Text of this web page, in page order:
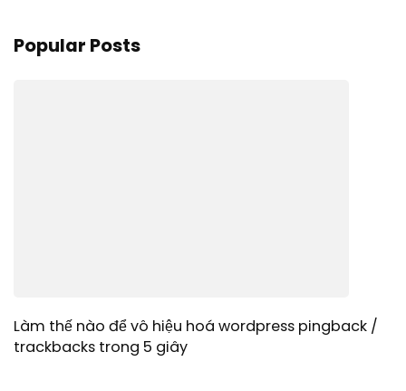
Popular Posts
Làm thế nào để vô hiệu hoá wordpress pingback /
trackbacks trong 5 giây